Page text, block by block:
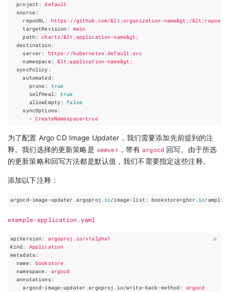
project :
default
source:
repoURL:
https://github.com/&lt;organization-name&gt;/
targetRevision:
main
path:
charts/&lt;application-name&gt;
destination:
server :
https://kubernetes.default.svc
namespace:
&lt;application-name&gt;
syncPolicy :
automated:
prune:
true
selfHeal:
true
allowEmpty:
false
syncOptions:
- CreateNamespace=true
为了配置 Argo CD Image Updater，我们需要添加先前提到的注
释。我们选择的更新策略是 semver，带有 argocd 回写。由于所选
的更新策略和回写方法都是默认值，我们不需要指定这些注释。
添加以下注释：
argocd-image-updater.argoproj. io/image-list: bookstore=ghcr. io
example-application.yaml
apiVersion:
argoproj.io/v1alpha1
kind :
Application
metadata:
name:
bookstore
namespace:
argocd
annotations:
argocd-image-updater.argoproj.io/write-back-method :
argocd